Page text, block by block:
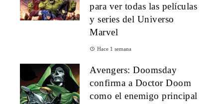
para ver todas las películas
y series del Universo
Marvel
Hace 1 semana
Avengers: Doomsday
confirma a Doctor Doom
como el enemigo principal